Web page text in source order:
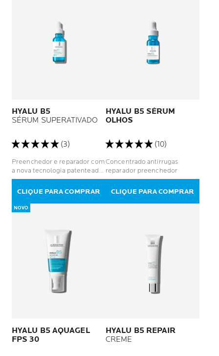
HYALU B5
SÉRUM SUPERATIVADO
(3)
Preenchedor e reparador com
a nova tecnologia patenteada
Hyalu-LockTM e 2x mais ácido
hialurônico
CLIQUE PARA COMPRAR
HYALU B5 SÉRUM
OLHOS
(10)
Concentrado antirrugas
reparador preenchedor
CLIQUE PARA COMPRAR
NOVO
HYALU B5 AQUAGEL
FPS 30
HYALU B5 REPAIR
CREME